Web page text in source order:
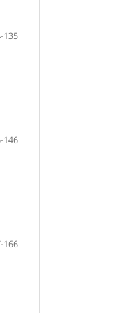
135
146
166